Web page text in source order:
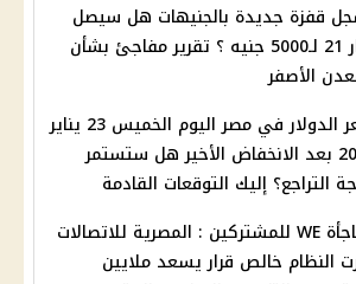
قفزة جديدة بالجنيهات هل سيصل
عيار 21 لـ5000 جنيه ؟ تقرير مفاجئ بشأن
الأصفر
سعر الدولار في مصر اليوم الخميس 23 يناير
2025 بعد الانخفاض الأخير هل ستستمر
التراجع؟ إليك التوقعات القادمة
مفاجأة WE للمشتركين : المصرية للاتصالات
النظام خالص قرار يسعد ملايين